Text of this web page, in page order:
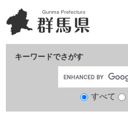
ー
ジ
ニ
ュ
て
キーワードでさがす
すべて